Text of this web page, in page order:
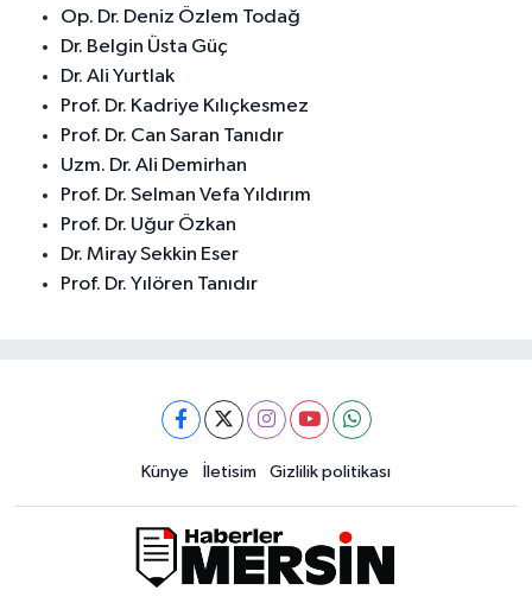
Op. Dr. Deniz Özlem Todağ
Dr. Belgin Üsta Güç
Dr. Ali Yurtlak
Prof. Dr. Kadriye Kılıçkesmez
Prof. Dr. Can Saran Tanıdır
Uzm. Dr. Ali Demirhan
Prof. Dr. Selman Vefa Yıldırım
Prof. Dr. Uğur Özkan
Dr. Miray Sekkin Eser
Prof. Dr. Yılören Tanıdır
Künye İletisim Gizlilik politikası